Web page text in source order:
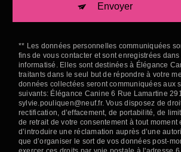
Envoyer
** Les données personnelles communiquées
fins de vous contacter et sont enregistrées
informatisé. Elles sont destinées à Élégance
traitants dans le seul but de répondre à votre
données collectées seront communiquées aux
suivants: Élégance Canine 6 Rue Lamartine
sylvie.pouliquen@neuf.fr. Vous disposez de
rectification, d’effacement, de portabilité, de
de retrait de votre consentement à tout moment
d’introduire une réclamation auprès d’une
que d’organiser le sort de vos données post-